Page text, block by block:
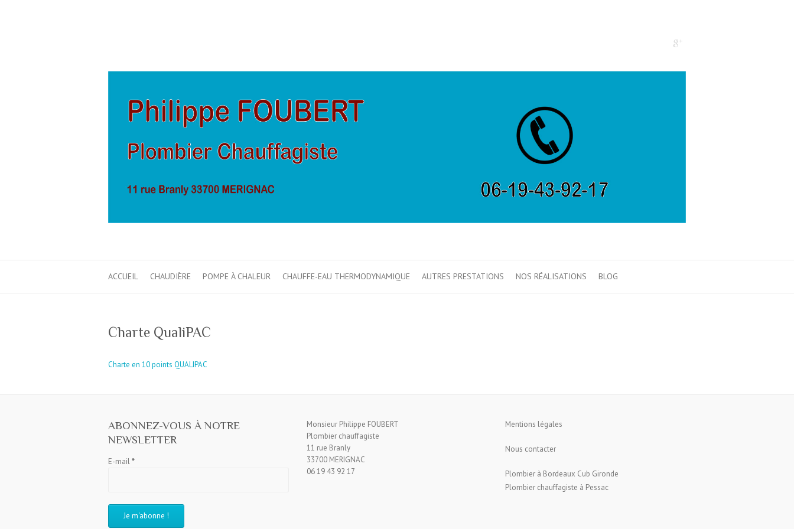
ACCUEIL CHAUDIÈRE POMPE À CHALEUR CHAUFFE-EAU THERMODYNAMIQUE AUTRES PRESTATIONS NOS RÉALISATIONS BLOG
Charte QualiPAC
Charte en 10 points QUALIPAC
ABONNEZ-VOUS À NOTRE
NEWSLETTER
E-mail*
Monsieur Philippe FOUBERT
Plombier chauffagiste
11 rue Branly
33700 MERIGNAC
06 19 43 92 17
Mentions légales
Nous contacter
Plombier à Bordeaux Cub Gironde
Plombier chauffagiste à Pessac